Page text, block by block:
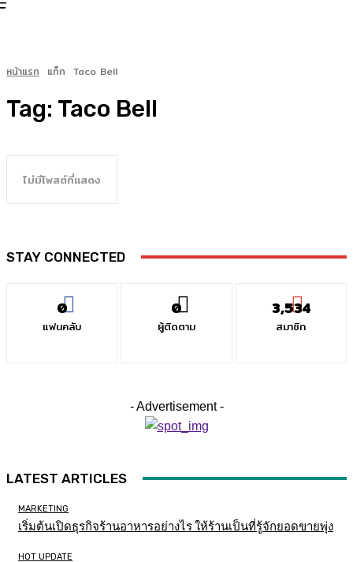
หน้าแรก แท็ก Taco Bell
Tag: Taco Bell
ไม่มีโพสต์ที่แสดง
STAY CONNECTED
0
แฟนคลับ
0
ผู้ติดตาม
3,534
สมาชิก
- Advertisement -
LATEST ARTICLES
MARKETING
เริ่มต้นเปิดธุรกิจร้านอาหารอย่างไร ให้ร้านเป็นที่รู้จักยอดขายพุ่ง
HOT UPDATE